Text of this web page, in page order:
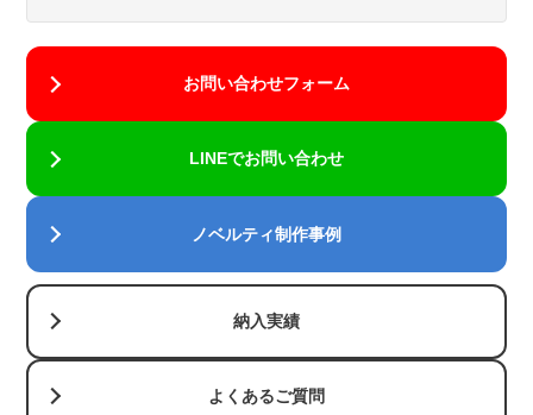
お問い合わせフォーム
LINEでお問い合わせ
ノベルティ制作事例
納入実績
よくあるご質問